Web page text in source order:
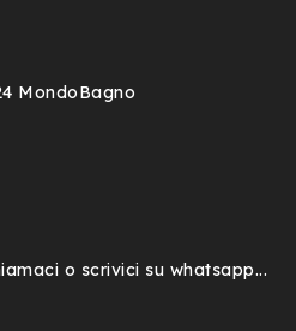
MondoBagno
o scrivici su whatsapp...